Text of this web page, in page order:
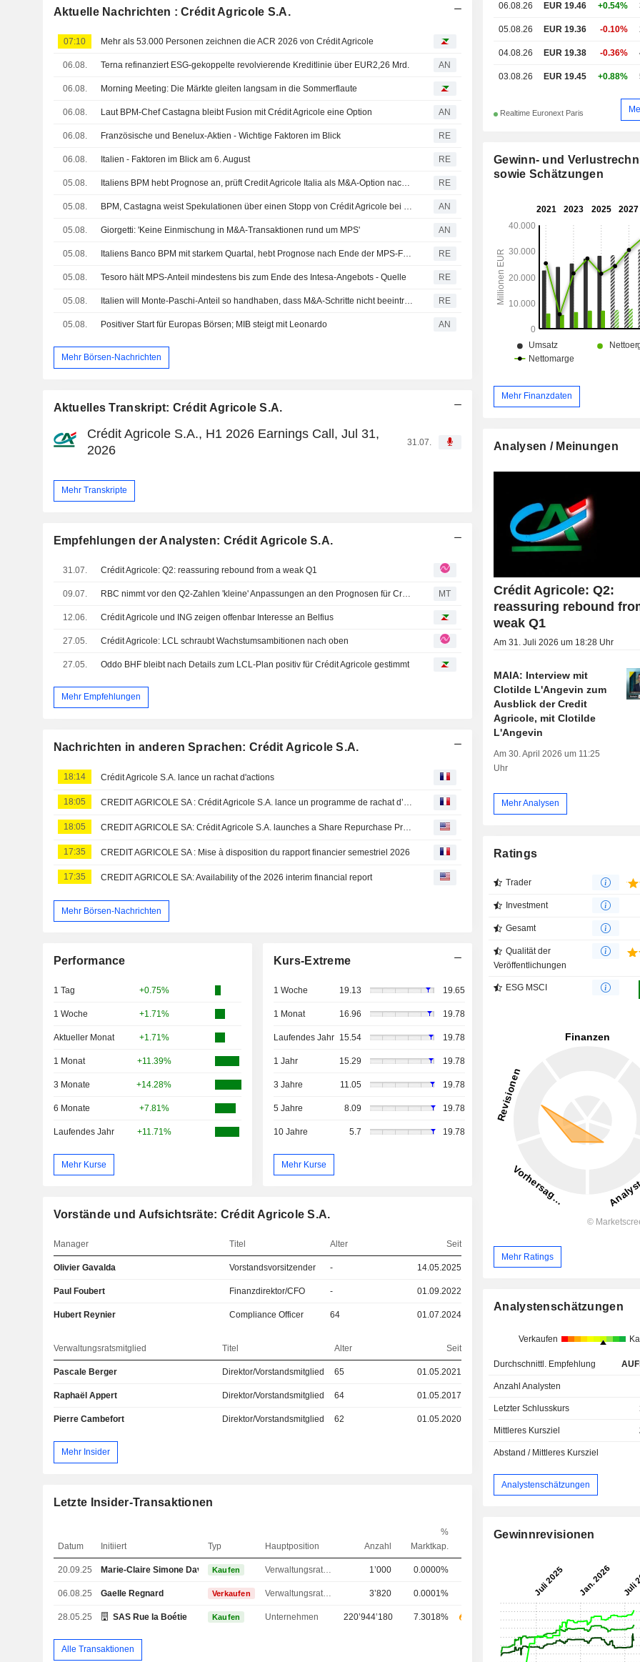
Aktuelle Nachrichten : Crédit Agricole S.A.
07:10 Mehr als 53.000 Personen zeichnen die ACR 2026 von Crédit Agricole
06.08. Terna refinanziert ESG-gekoppelte revolvierende Kreditlinie über EUR2,26 Mrd. AN
06.08. Morning Meeting: Die Märkte gleiten langsam in die Sommerflaute
06.08. Laut BPM-Chef Castagna bleibt Fusion mit Crédit Agricole eine Option AN
06.08. Französische und Benelux-Aktien - Wichtige Faktoren im Blick RE
06.08. Italien - Faktoren im Blick am 6. August RE
05.08. Italiens BPM hebt Prognose an, prüft Credit Agricole Italia als M&A-Option nach Ende der MPS-Gespräche RE
05.08. BPM, Castagna weist Spekulationen über einen Stopp von Crédit Agricole bei MPS zurück AN
05.08. Giorgetti: 'Keine Einmischung in M&A-Transaktionen rund um MPS' AN
05.08. Italiens Banco BPM mit starkem Quartal, hebt Prognose nach Ende der MPS-Fusionsgespräche an RE
05.08. Tesoro hält MPS-Anteil mindestens bis zum Ende des Intesa-Angebots - Quelle RE
05.08. Italien will Monte-Paschi-Anteil so handhaben, dass M&A-Schritte nicht beeinträchtigt werden RE
05.08. Positiver Start für Europas Börsen; MIB steigt mit Leonardo AN
Mehr Börsen-Nachrichten
Aktuelles Transkript: Crédit Agricole S.A.
Crédit Agricole S.A., H1 2026 Earnings Call, Jul 31,
2026
31.07.
Mehr Transkripte
Empfehlungen der Analysten: Crédit Agricole S.A.
31.07. Crédit Agricole: Q2: reassuring rebound from a weak Q1
09.07. MT
12.06. Crédit Agricole und ING zeigen offenbar Interesse an Belfius
27.05. Crédit Agricole: LCL schraubt Wachstumsambitionen nach oben
27.05. Oddo BHF bleibt nach Details zum LCL-Plan positiv für Crédit Agricole gestimmt
Mehr Empfehlungen
Nachrichten in anderen Sprachen: Crédit Agricole S.A.
18:14 Crédit Agricole S.A. lance un rachat d'actions
18:05 CREDIT AGRICOLE SA : Crédit Agricole S.A. lance un programme de rachat d’actions portant sur un maximum de 32 millions d’actions ordinaires de Crédit Agricole S.A.
18:05 CREDIT AGRICOLE SA: Crédit Agricole S.A. launches a Share Repurchase Program for up to 32 million ordinary shares of the Company
17:35 CREDIT AGRICOLE SA : Mise à disposition du rapport financier semestriel 2026
17:35 CREDIT AGRICOLE SA: Availability of the 2026 interim financial report
Mehr Börsen-Nachrichten
Performance
1 Tag +0.75%
1 Woche +1.71%
Aktueller Monat +1.71%
1 Monat +11.39%
3 Monate +14.28%
6 Monate +7.81%
Laufendes Jahr +11.71%
Mehr Kurse
Kurs-Extreme
1 Woche 19.13 19.65
1 Monat 16.96 19.78
Laufendes Jahr 15.54 19.78
1 Jahr 15.29 19.78
3 Jahre 11.05 19.78
5 Jahre 8.09 19.78
10 Jahre 5.7 19.78
Mehr Kurse
Vorstände und Aufsichtsräte: Crédit Agricole S.A.
Manager Titel Alter Seit
Olivier Gavalda Vorstandsvorsitzender - 14.05.2025
Paul Foubert Finanzdirektor/CFO - 01.09.2022
Hubert Reynier Compliance Officer 64 01.07.2024
Verwaltungsratsmitglied Titel Alter Seit
Pascale Berger Direktor/Vorstandsmitglied 65 01.05.2021
Raphaël Appert Direktor/Vorstandsmitglied 64 01.05.2017
Pierre Cambefort Direktor/Vorstandsmitglied 62 01.05.2020
Mehr Insider
Letzte Insider-Transaktionen
Datum Initiiert Typ Hauptposition Anzahl
%
Marktkap.
20.09.25 Marie-Claire Simone DaveuKaufen 1’000 0.0000%
06.08.25 Gaelle Regnard Verkaufen 3’820 0.0001%
28.05.25 SAS Rue la Boétie Kaufen Unternehmen 220’944’180 7.3018%
Alle Transaktionen
Konsumentenkredite, Leasing und
Crédit Agricole S.A. 894,5
Sichteinlagen und 559,2 Mrd.
NBP stellt sich wie folgt dar:
Europa (6,3 %), Nordamerika (5,3
(1,1 %), Asien und Ozeanien (3,4
06.08.26 EUR 19.46 +0.54%
05.08.26 EUR 19.36 -0.10%
04.08.26 EUR 19.38 -0.36%
03.08.26 EUR 19.45 +0.88%
Realtime Euronext Paris
Gewinn- und
sowie Schätzungen
Mehr Finanzdaten
Analysen / Meinungen
Crédit Agricole: Q2:
reassuring rebound
weak Q1
Am 31. Juli 2026 um 18:28 Uhr
MAIA: Interview mit
Clotilde L'Angevin zum
Ausblick der Credit
Agricole, mit Clotilde
L'Angevin
Am 30. April 2026 um 11:25
Uhr
Mehr Analysen
Ratings
Trader
Investment
Gesamt
Qualität der
Veröffentlichungen
ESG MSCI
Mehr Ratings
Analystenschätzungen
Verkaufen
Durchschnittl. Empfehlung
Anzahl Analysten
Letzter Schlusskurs
Mittleres Kursziel
Abstand / Mittleres Kursziel
Analystenschätzungen
Gewinnrevisionen